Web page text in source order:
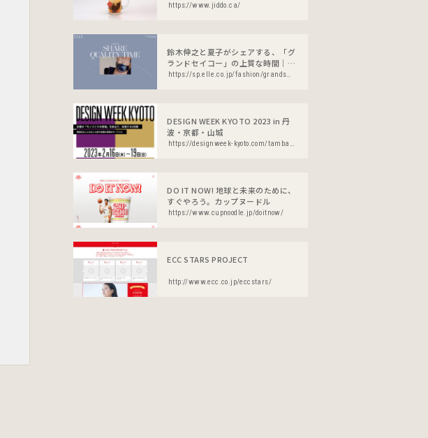
https://www.jiddo.ca/
鈴木伸之と夏子がシェアする、「グ
ランドセイコー」の上質な時間｜エ
ル デジタル
https://sp.elle.co.jp/fashion/grandseiko/2211/
DESIGN WEEK KYOTO 2023 in 丹
波・京都・山城
https://designweek-kyoto.com/tamba-kyoto-yamashiro2023/
DO IT NOW! 地球と未来のために、
すぐやろう。カップヌードル
https://www.cupnoodle.jp/doitnow/
ECC STARS PROJECT
http://www.ecc.co.jp/eccstars/